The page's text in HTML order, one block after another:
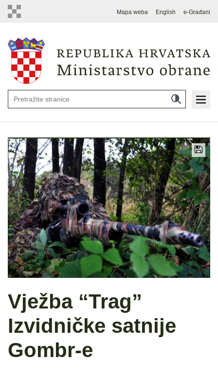
Mapa weba English e-Građani
Vježba “Trag”
Izvidničke satnije
Gombr-e